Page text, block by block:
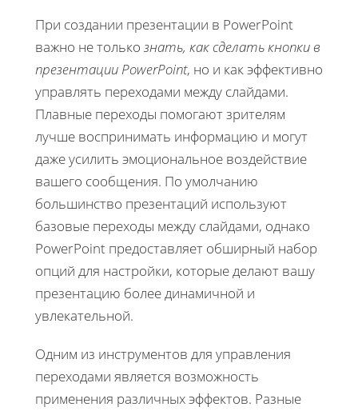
При создании презентации в PowerPoint
важно не только знать, как сделать кнопки в
презентации PowerPoint, но и как эффективно
управлять переходами между слайдами.
Плавные переходы помогают зрителям
лучше воспринимать информацию и могут
даже усилить эмоциональное воздействие
вашего сообщения. По умолчанию
большинство презентаций используют
базовые переходы между слайдами, однако
PowerPoint предоставляет обширный набор
опций для настройки, которые делают вашу
презентацию более динамичной и
увлекательной.
Одним из инструментов для управления
переходами является возможность
применения различных эффектов. Разные